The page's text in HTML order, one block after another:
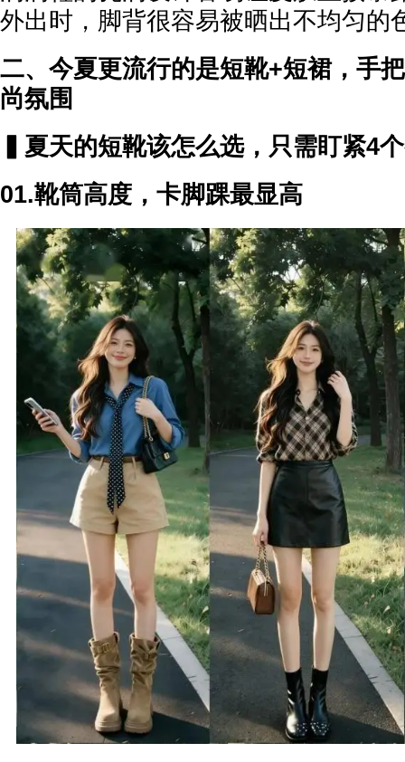
外出时，脚背很容易被晒出不均匀的
二、今夏更流行的是短靴+短裙，手
尚氛围
▍夏天的短靴该怎么选，只需盯紧4
01.靴筒高度，卡脚踝最显高